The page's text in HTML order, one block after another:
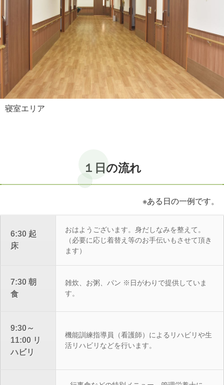
寝室エリア
１日の流れ
※ある日の一例です。
6:30 起
床
おはようございます。身だしなみを整えて。
（必要に応じ着替え等のお手伝いもさせて頂き
ます）
7:30 朝
食
雑炊、お粥、パン ※日がわりで提供していま
す。
9:30～
11:00 リ
ハビリ
機能訓練指導員（看護師）によるリハビリや生
活リハビリなどを行います。